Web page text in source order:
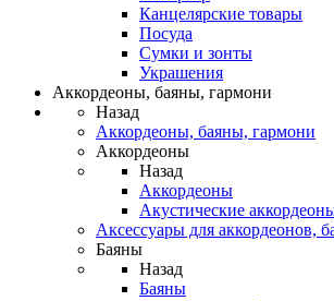
Канцелярские товары
Посуда
Сумки и зонты
Украшения
Аккордеоны, баяны, гармони
Назад
Аккордеоны, баяны, гармони
Аккордеоны
Назад
Аккордеоны
Акустические
Аксессуары для аккордеонов,
Баяны
Назад
Баяны